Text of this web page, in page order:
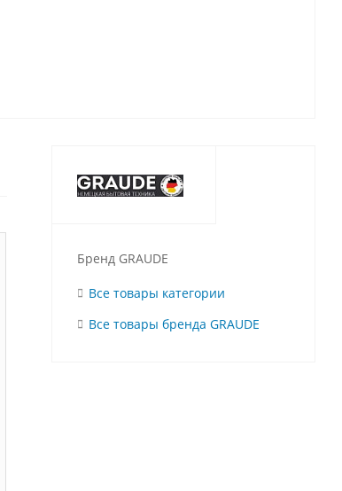
Бренд GRAUDE
Все товары категории
Все товары бренда GRAUDE